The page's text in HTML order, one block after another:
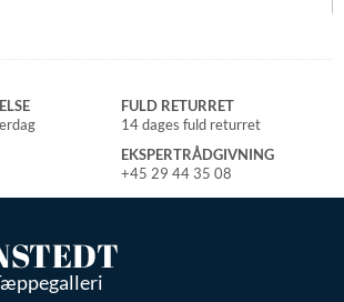
FULD RETURRET
14 dages fuld returret
EKSPERTRÅDGIVNING
+45 29 44 35 08